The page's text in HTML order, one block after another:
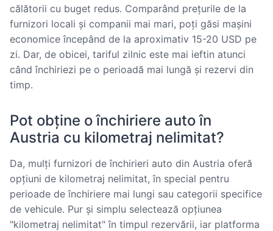
călătorii cu buget redus. Comparând prețurile de la
furnizori locali și companii mai mari, poți găsi mașini
economice începând de la aproximativ 15-20 USD pe
zi. Dar, de obicei, tariful zilnic este mai ieftin atunci
când închiriezi pe o perioadă mai lungă și rezervi din
timp.
Pot obține o închiriere auto în
Austria cu kilometraj nelimitat?
Da, mulți furnizori de închirieri auto din Austria oferă
opțiuni de kilometraj nelimitat, în special pentru
perioade de închiriere mai lungi sau categorii specifice
de vehicule. Pur și simplu selectează opțiunea
"kilometraj nelimitat" în timpul rezervării, iar platforma